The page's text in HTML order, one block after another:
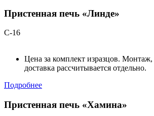
Пристенная печь «Линде»
С-16
Цена за комплект изразцов. Монтаж,
доставка рассчитывается отдельно.
Подробнее
Пристенная печь «Хамина»